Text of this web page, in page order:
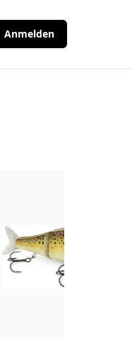
Anmelden